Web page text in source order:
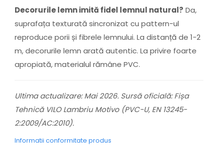
Decorurile lemn imită fidel lemnul natural? Da,
suprafața texturată sincronizat cu pattern-ul
reproduce porii și fibrele lemnului. La distanță de 1-2
m, decorurile lemn arată autentic. La privire foarte
apropiată, materialul rămâne PVC.
Ultima actualizare: Mai 2026. Sursă oficială: Fișa
Tehnică VILO Lambriu Motivo (PVC-U, EN 13245-
2:2009/AC:2010).
Informatii conformitate produs